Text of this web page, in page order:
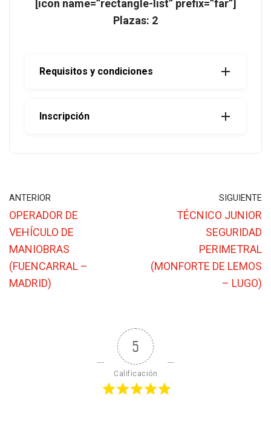
[icon name=”rectangle-list” prefix=”far”]
Plazas: 2
Requisitos y condiciones
Inscripción
ANTERIOR
OPERADOR DE
VEHÍCULO DE
MANIOBRAS
(FUENCARRAL –
MADRID)
SIGUIENTE
TÉCNICO JUNIOR
SEGURIDAD
PERIMETRAL
(MONFORTE DE LEMOS
– LUGO)
5
Calificación